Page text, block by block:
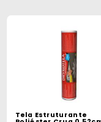
Ferramentas
Tela Estruturante